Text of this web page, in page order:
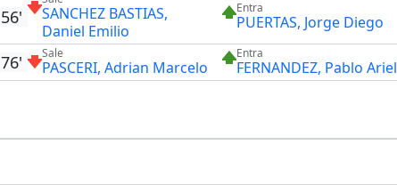
56'
SANCHEZ BASTIAS,
Daniel Emilio
Entra
PUERTAS, Jorge Diego
76' Sale
PASCERI, Adrian Marcelo
Entra
FERNANDEZ, Pablo Ariel